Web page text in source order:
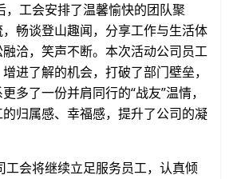
，工会安排了温馨愉快的团队聚
畅谈登山趣闻，分享工作与生活体
洽，笑声不断。本次活动公司员工
进了解的机会，打破了部门壁垒，
多了一份并肩同行的“战友”温情，
归属感、幸福感，提升了公司的凝
工会将继续立足服务员工，认真倾